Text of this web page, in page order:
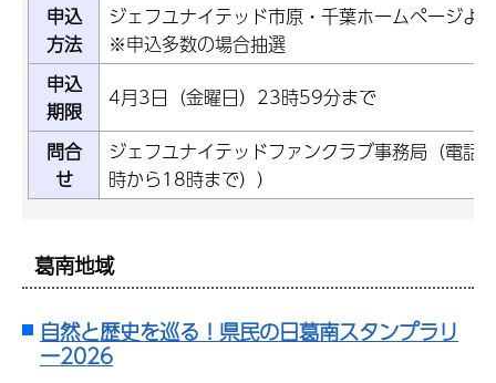
申込
方法
ジェフユナイテッド市原・千葉ホームページよ
※申込多数の場合抽選
申込
期限
4月3日（金曜日）23時59分まで
問合
せ
ジェフユナイテッドファンクラブ事務局（電
時から18時まで））
葛南地域
自然と歴史を巡る！県民の日葛南スタンプラリ
ー2026